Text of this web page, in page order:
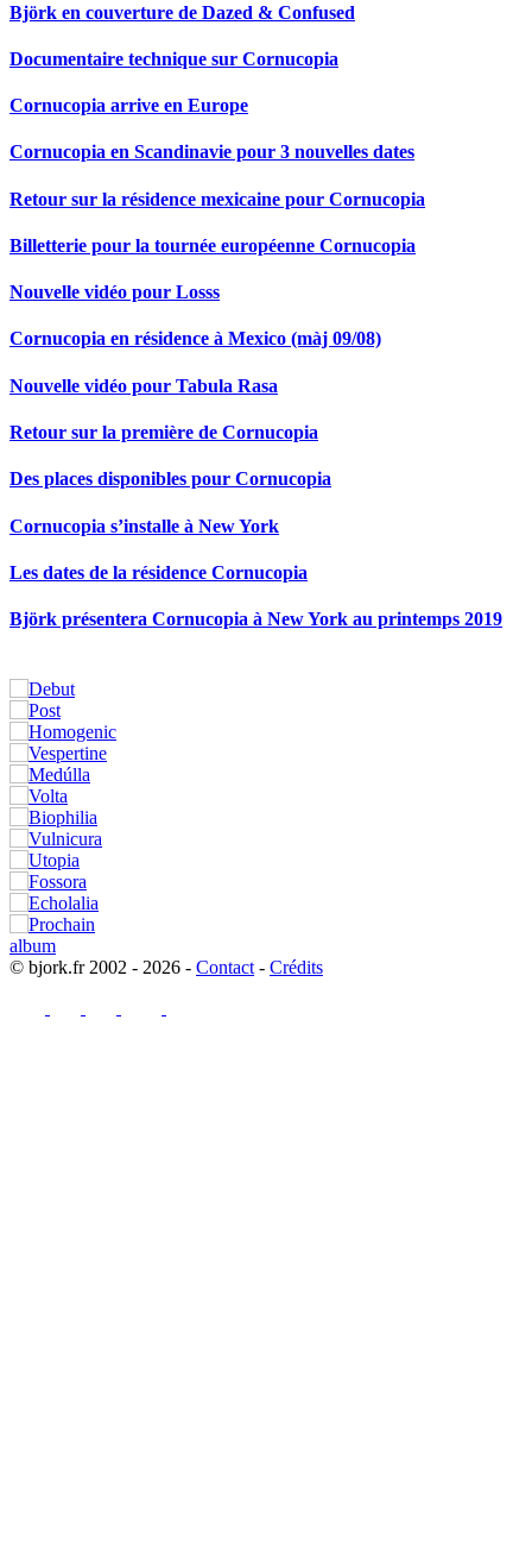
Björk en couverture de Dazed & Confused
Documentaire technique sur Cornucopia
Cornucopia arrive en Europe
Cornucopia en Scandinavie pour 3 nouvelles dates
Retour sur la résidence mexicaine pour Cornucopia
Billetterie pour la tournée européenne Cornucopia
Nouvelle vidéo pour Losss
Cornucopia en résidence à Mexico (màj 09/08)
Nouvelle vidéo pour Tabula Rasa
Retour sur la première de Cornucopia
Des places disponibles pour Cornucopia
Cornucopia s’installe à New York
Les dates de la résidence Cornucopia
Björk présentera Cornucopia à New York au printemps 2019
© bjork.fr 2002 - 2026 - Contact - Crédits